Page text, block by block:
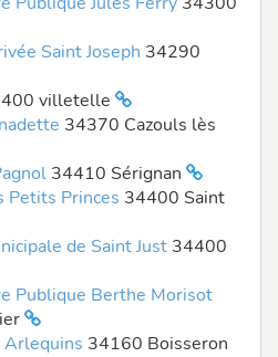
Saint Joseph 34290
villetelle
34370 Cazouls lès
34410 Sérignan
Petits Princes 34400 Saint
de Saint Just 34400
Publique Berthe Morisot
Arlequins 34160 Boisseron